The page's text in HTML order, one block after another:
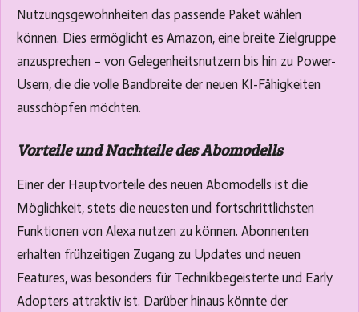
Nutzungsgewohnheiten das passende Paket wählen
können. Dies ermöglicht es Amazon, eine breite Zielgruppe
anzusprechen – von Gelegenheitsnutzern bis hin zu Power-
Usern, die die volle Bandbreite der neuen KI-Fähigkeiten
ausschöpfen möchten.
Vorteile und Nachteile des Abomodells
Einer der Hauptvorteile des neuen Abomodells ist die
Möglichkeit, stets die neuesten und fortschrittlichsten
Funktionen von Alexa nutzen zu können. Abonnenten
erhalten frühzeitigen Zugang zu Updates und neuen
Features, was besonders für Technikbegeisterte und Early
Adopters attraktiv ist. Darüber hinaus könnte der